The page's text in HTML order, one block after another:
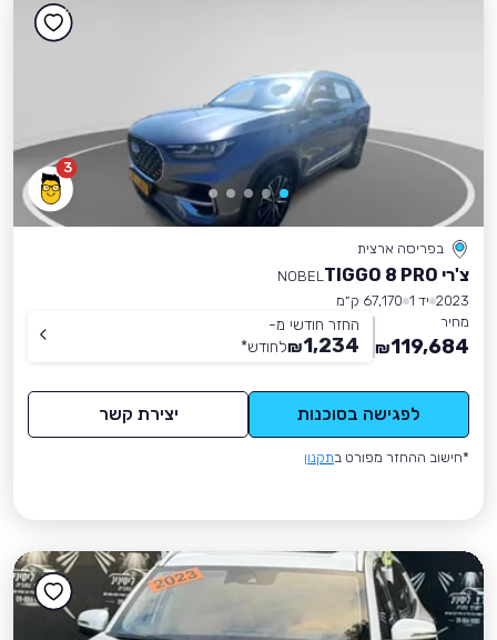
3
בפריסה ארצית
צ'רי TIGGO 8 PRO
NOBEL
2023 יד 1
67,170 ק״מ
מחיר
119,684
₪
החזר חודשי מ-
1,234
₪לחודש*
לפגישה בסוכנות יצירת קשר
*חישוב ההחזר מפורט בתקנון